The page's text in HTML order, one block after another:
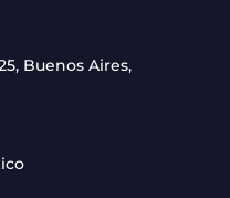
Buenos Aires,